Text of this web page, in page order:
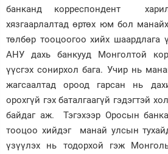
банканд корреспондент
хязгаарлалтад өртөх юм бол
төлбөр тооцоогоо хийх шаардлага
АНУ дахь банкууд Монголтой
үүсгэх сонирхол бага. Учир нь
жагсаалтад ороод гарсан нь
орохгүй гэх баталгаагүй гэдэгтэй
байдаг аж. Тэгэхээр Оросын
тооцоо хийдэг манай улсын
үзүүлэх нь тодорхой гэж